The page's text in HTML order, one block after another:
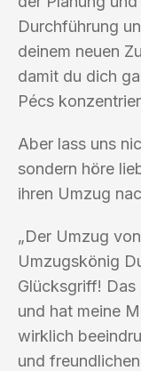
Durchführung
deinem neuen
damit du dich
Pécs
Aber lass uns
sondern höre
ihren Umzug
„Der Umzug
Umzugskönig
Glücksgriff! Das
und hat meine
wirklich
und